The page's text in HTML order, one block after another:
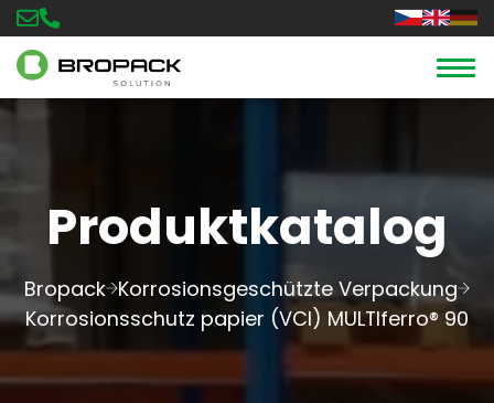
Produktkatalog
Bropack Korrosionsgeschützte Verpackung
Korrosionsschutz papier (VCI) MULTIferro® 90